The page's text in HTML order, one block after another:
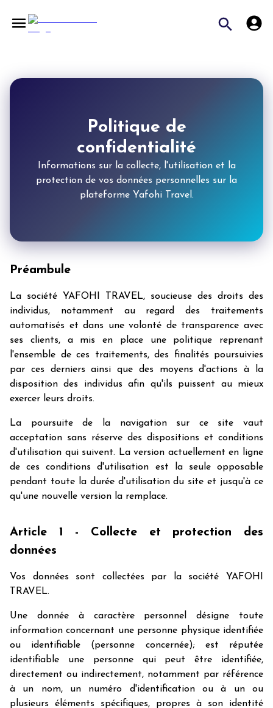
Politique de
confidentialité
Informations sur la collecte, l'utilisation et la
protection de vos données personnelles sur la
plateforme Yafohi Travel.
Préambule
La société YAFOHI TRAVEL, soucieuse des droits des
individus, notamment au regard des traitements
automatisés et dans une volonté de transparence avec
ses clients, a mis en place une politique reprenant
l'ensemble de ces traitements, des finalités poursuivies
par ces derniers ainsi que des moyens d'actions à la
disposition des individus afin qu'ils puissent au mieux
exercer leurs droits.
La poursuite de la navigation sur ce site vaut
acceptation sans réserve des dispositions et conditions
d'utilisation qui suivent. La version actuellement en ligne
de ces conditions d'utilisation est la seule opposable
pendant toute la durée d'utilisation du site et jusqu'à ce
qu'une nouvelle version la remplace.
Article 1 - Collecte et protection des
données
Vos données sont collectées par la société YAFOHI
TRAVEL.
Une donnée à caractère personnel désigne toute
information concernant une personne physique identifiée
ou identifiable (personne concernée); est réputée
identifiable une personne qui peut être identifiée,
directement ou indirectement, notamment par référence
à un nom, un numéro d'identification ou à un ou
plusieurs éléments spécifiques, propres à son identité